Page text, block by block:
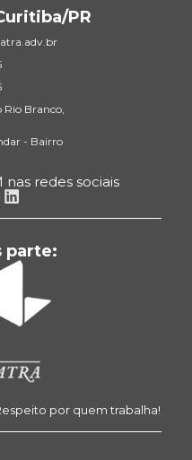
PR
Rio Branco,
- Bairro
redes sociais
parte:
por quem trabalha!